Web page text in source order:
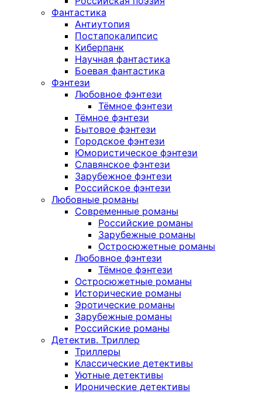
Фантастика
Антиутопия
Постапокалипсис
Киберпанк
Научная фантастика
Боевая фантастика
Фэнтези
Любовное фэнтези
Тёмное фэнтези
Тёмное фэнтези
Бытовое фэнтези
Городское фэнтези
Юмористическое фэнтези
Славянское фэнтези
Зарубежное фэнтези
Российское фэнтези
Любовные романы
Современные романы
Российские романы
Зарубежные романы
Остросюжетные романы
Любовное фэнтези
Тёмное фэнтези
Остросюжетные романы
Исторические романы
Эротические романы
Зарубежные романы
Российские романы
Детектив. Триллер
Триллеры
Классические детективы
Уютные детективы
Иронические детективы